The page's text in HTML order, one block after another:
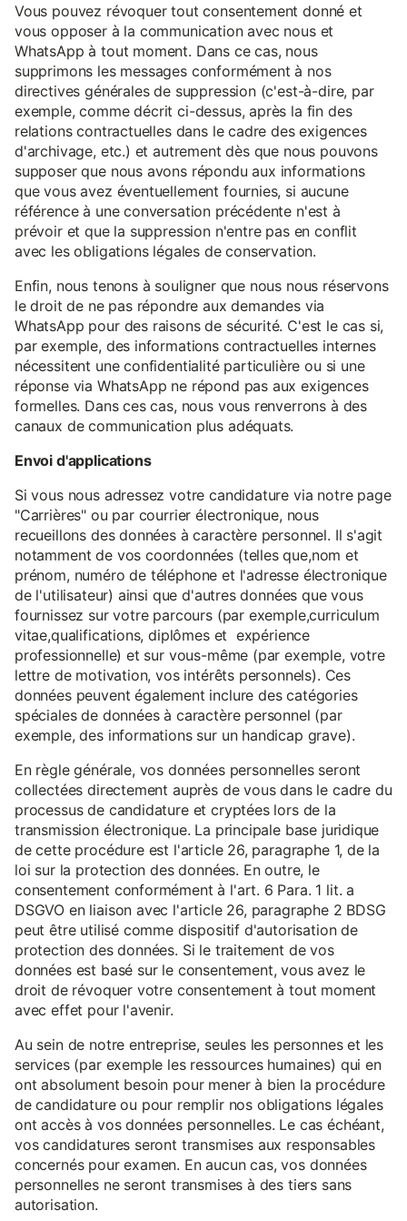
Vous pouvez révoquer tout consentement donné et
vous opposer à la communication avec nous et
WhatsApp à tout moment. Dans ce cas, nous
supprimons les messages conformément à nos
directives générales de suppression (c'est-à-dire, par
exemple, comme décrit ci-dessus, après la fin des
relations contractuelles dans le cadre des exigences
d'archivage, etc.) et autrement dès que nous pouvons
supposer que nous avons répondu aux informations
que vous avez éventuellement fournies, si aucune
référence à une conversation précédente n'est à
prévoir et que la suppression n'entre pas en conflit
avec les obligations légales de conservation.
Enfin, nous tenons à souligner que nous nous réservons
le droit de ne pas répondre aux demandes via
WhatsApp pour des raisons de sécurité. C'est le cas si,
par exemple, des informations contractuelles internes
nécessitent une confidentialité particulière ou si une
réponse via WhatsApp ne répond pas aux exigences
formelles. Dans ces cas, nous vous renverrons à des
canaux de communication plus adéquats.
Envoi d'applications
Si vous nous adressez votre candidature via notre page
"Carrières" ou par courrier électronique, nous
recueillons des données à caractère personnel. Il s'agit
notamment de vos coordonnées (telles que,nom et
prénom, numéro de téléphone et l'adresse électronique
de l'utilisateur) ainsi que d'autres données que vous
fournissez sur votre parcours (par exemple,curriculum
vitae,qualifications, diplômes et expérience
professionnelle) et sur vous-même (par exemple, votre
lettre de motivation, vos intérêts personnels). Ces
données peuvent également inclure des catégories
spéciales de données à caractère personnel (par
exemple, des informations sur un handicap grave).
En règle générale, vos données personnelles seront
collectées directement auprès de vous dans le cadre du
processus de candidature et cryptées lors de la
transmission électronique. La principale base juridique
de cette procédure est l'article 26, paragraphe 1, de la
loi sur la protection des données. En outre, le
consentement conformément à l'art. 6 Para. 1 lit. a
DSGVO en liaison avec l'article 26, paragraphe 2 BDSG
peut être utilisé comme dispositif d'autorisation de
protection des données. Si le traitement de vos
données est basé sur le consentement, vous avez le
droit de révoquer votre consentement à tout moment
avec effet pour l'avenir.
Au sein de notre entreprise, seules les personnes et les
services (par exemple les ressources humaines) qui en
ont absolument besoin pour mener à bien la procédure
de candidature ou pour remplir nos obligations légales
ont accès à vos données personnelles. Le cas échéant,
vos candidatures seront transmises aux responsables
concernés pour examen. En aucun cas, vos données
personnelles ne seront transmises à des tiers sans
autorisation.